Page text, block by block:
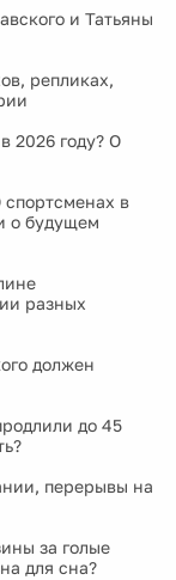
и Татьяны
репликах,
2026 году? О
спортсменах в
о будущем
разных
должен
до 45
перерывы на
за голые
для сна?